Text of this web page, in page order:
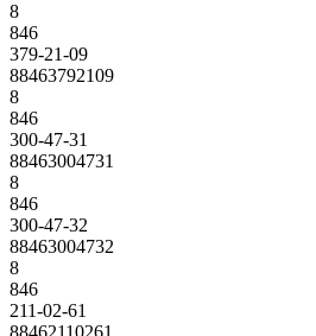
8
846
379-21-09
88463792109
8
846
300-47-31
88463004731
8
846
300-47-32
88463004732
8
846
211-02-61
88462110261